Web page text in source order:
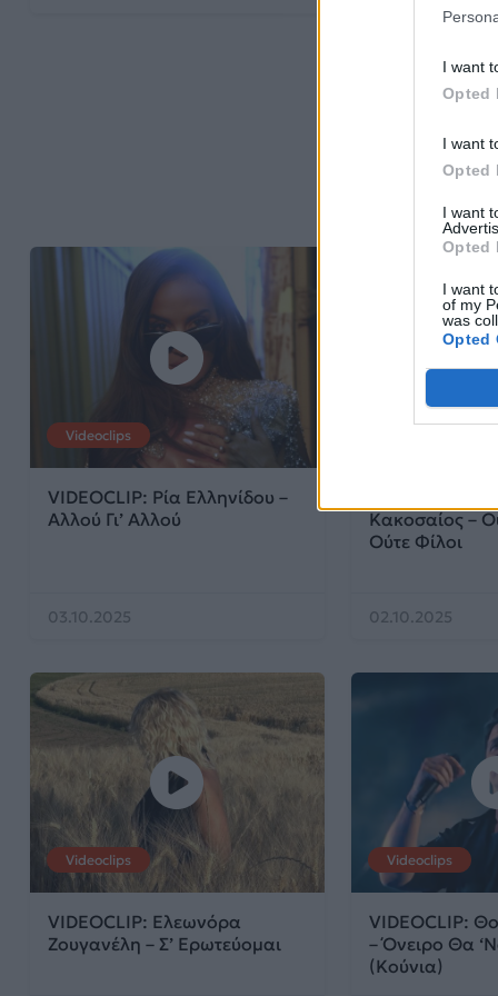
I want
Opted
I want
Opted
I want
Opted
I want
of my
was
Opted
Videoclips
VIDEOCLIP: Ρία Ελληνίδου –
Αλλού Γι’ Αλλού
03.10.2025
Κακοσαίος –
Ούτε Φίλοι
02.10.2025
Videoclips
VIDEOCLIP: Ελεωνόρα
Ζουγανέλη – Σ’ Ερωτεύομαι
Videoclips
VIDEOCLIP:
– Όνειρο Θα
(Κούνια)